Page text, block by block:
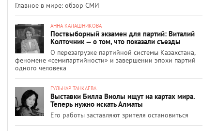
Главное в мире: обзор СМИ
АННА КАЛАШНИКОВА
Поствыборный экзамен для партий: Виталий
Колточник — о том, что показали съезды
О перезагрузке партийной системы Казахстана,
феномене «семипартийности» и завершении эпохи партий
одного человека
ГУЛЬНАР ТАНКАЕВА
Выставки Билла Виолы ищут на картах мира.
Теперь нужно искать Алматы
Его работы заставляют зрителя остановиться